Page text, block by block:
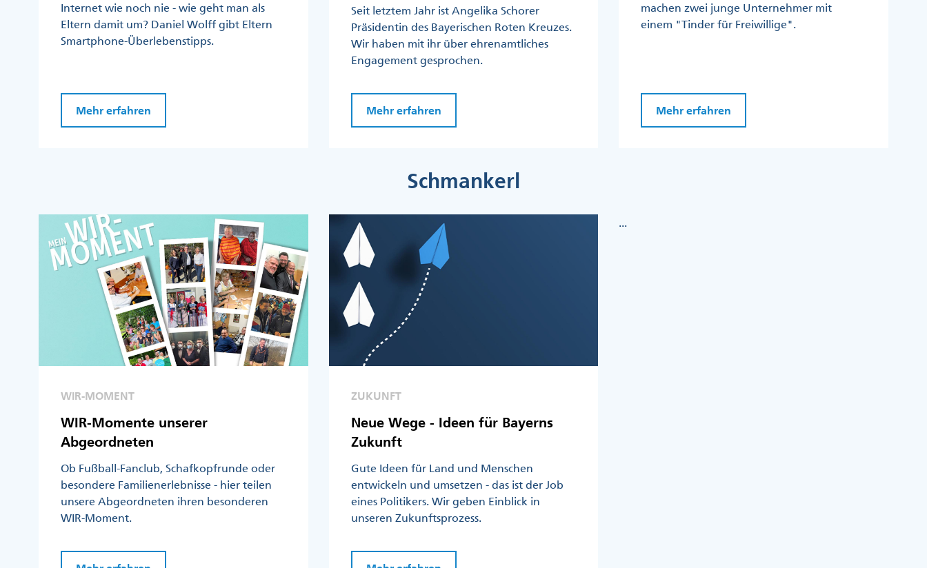
Internet wie noch nie - wie geht man als
Eltern damit um? Daniel Wolff gibt Eltern
Smartphone-Überlebenstipps.
Mehr erfahren
Seit letztem Jahr ist Angelika Schorer
Präsidentin des Bayerischen Roten Kreuzes.
Wir haben mit ihr über ehrenamtliches
Engagement gesprochen.
Mehr erfahren
machen zwei junge Unternehmer mit
einem "Tinder für Freiwillige".
Mehr erfahren
Schmankerl
WIR-MOMENT
WIR-Momente unserer
Abgeordneten
Ob Fußball-Fanclub, Schafkopfrunde oder
besondere Familienerlebnisse - hier teilen
unsere Abgeordneten ihren besonderen
WIR-Moment.
ZUKUNFT
Neue Wege - Ideen für Bayerns
Zukunft
Gute Ideen für Land und Menschen
entwickeln und umsetzen - das ist der Job
eines Politikers. Wir geben Einblick in
unseren Zukunftsprozess.
...